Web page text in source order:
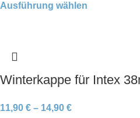
Ausführung wählen
Winterkappe für Intex
11,90 € – 14,90 €